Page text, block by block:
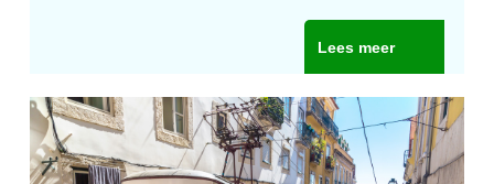
Lees meer